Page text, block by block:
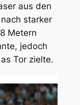
aus den
starker
Metern
jedoch
Tor zielte.